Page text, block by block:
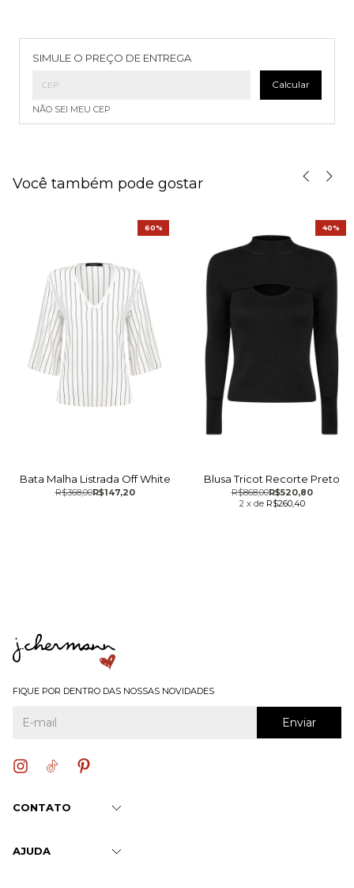
SIMULE O PREÇO DE ENTREGA
Calcular
NÃO SEI MEU CEP
Você também pode gostar
Bata Malha Listrada Off White
R$147,20
R$368,00
60%
Blusa Tricot Recorte Preto
R$520,80
R$868,00
2 x de R$260,40
40%
FIQUE POR DENTRO DAS NOSSAS NOVIDADES
CONTATO
AJUDA